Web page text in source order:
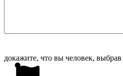
докажите, что вы человек, выбрав